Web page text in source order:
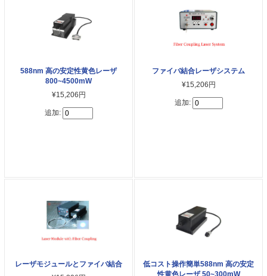
588nm 高の安定性黄色レーザ
800~4500mW
¥15,206円
追加:
ファイバ結合レーザシステム
¥15,206円
追加:
レーザモジュールとファイバ結合
低コスト操作簡単588nm 高の安定
性黄色レーザ 50~300mW